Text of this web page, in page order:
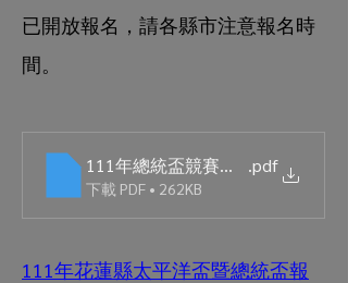
已開放報名，請各縣市注意報名時
間。
111年總統盃競賽規程.0808
.pdf
下載 PDF • 262KB
111年花蓮縣太平洋盃暨總統盃報